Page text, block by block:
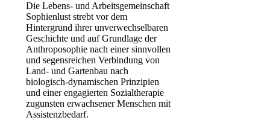
Die Lebens- und Arbeitsgemeinschaft
Sophienlust strebt vor dem
Hintergrund ihrer unverwechselbaren
Geschichte und auf Grundlage der
Anthroposophie nach einer sinnvollen
und segensreichen Verbindung von
Land- und Gartenbau nach
biologisch-dynamischen Prinzipien
und einer engagierten Sozialtherapie
zugunsten erwachsener Menschen mit
Assistenzbedarf.